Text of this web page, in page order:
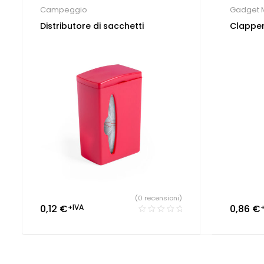
Campeggio
Distributore di sacchetti
0,12 €+IVA
(0 recensioni)
Gadget
giocattoli
Clapper
0,86 €